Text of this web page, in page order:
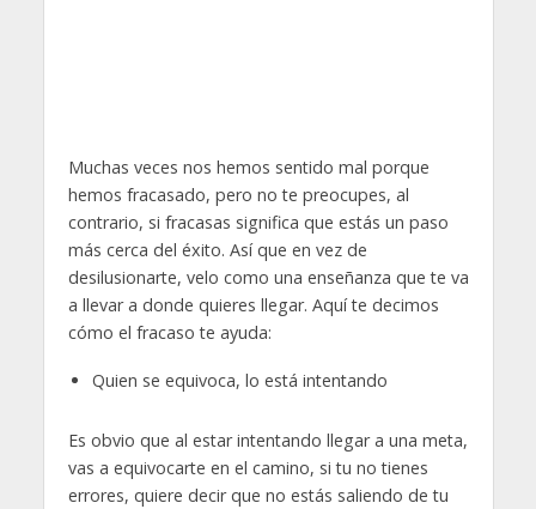
Muchas veces nos hemos sentido mal porque
hemos fracasado, pero no te preocupes, al
contrario, si fracasas significa que estás un paso
más cerca del éxito. Así que en vez de
desilusionarte, velo como una enseñanza que te va
a llevar a donde quieres llegar. Aquí te decimos
cómo el fracaso te ayuda:
Quien se equivoca, lo está intentando
Es obvio que al estar intentando llegar a una meta,
vas a equivocarte en el camino, si tu no tienes
errores, quiere decir que no estás saliendo de tu